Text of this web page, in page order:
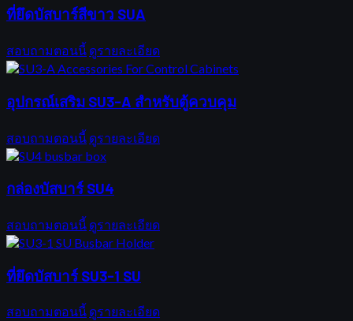
ที่ยึดบัสบาร์สีขาว SUA
สอบถามตอนนี้ ดูรายละเอียด
อุปกรณ์เสริม SU3-A สำหรับตู้ควบคุม
สอบถามตอนนี้ ดูรายละเอียด
กล่องบัสบาร์ SU4
สอบถามตอนนี้ ดูรายละเอียด
ที่ยึดบัสบาร์ SU3-1 SU
สอบถามตอนนี้ ดูรายละเอียด